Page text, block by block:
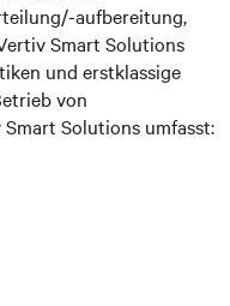
aufbereitung,
Smart Solutions
und erstklassige
von
Solutions umfasst: